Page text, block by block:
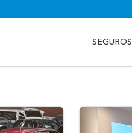
SEGUROS